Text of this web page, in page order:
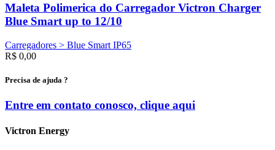
Maleta Polimerica do Carregador Victron Charger
Blue Smart up to 12/10
Carregadores > Blue Smart IP65
R$ 0,00
Precisa de ajuda ?
Entre em contato conosco, clique aqui
Victron Energy